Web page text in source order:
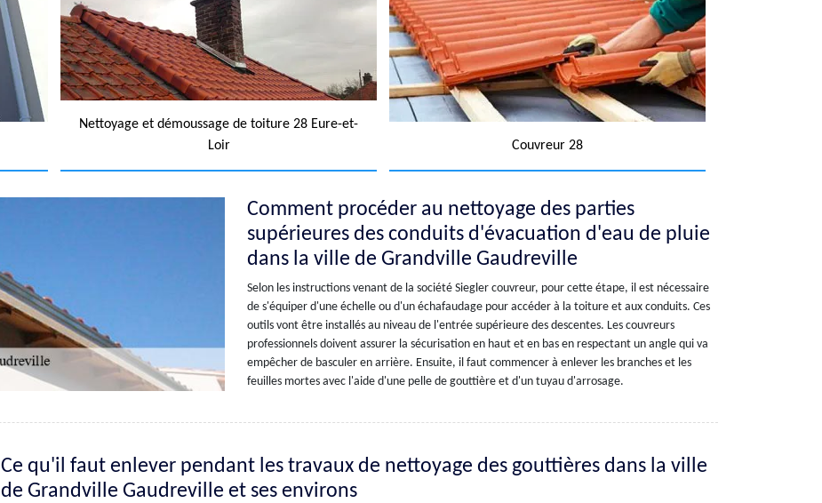
Nettoyage et démoussage de toiture 28 Eure-et-
Loir
Couvreur 28
Comment procéder au nettoyage des parties
supérieures des conduits d'évacuation d'eau de pluie
dans la ville de Grandville Gaudreville
Selon les instructions venant de la société Siegler couvreur, pour cette étape, il est nécessaire
de s'équiper d'une échelle ou d'un échafaudage pour accéder à la toiture et aux conduits. Ces
outils vont être installés au niveau de l'entrée supérieure des descentes. Les couvreurs
professionnels doivent assurer la sécurisation en haut et en bas en respectant un angle qui va
empêcher de basculer en arrière. Ensuite, il faut commencer à enlever les branches et les
feuilles mortes avec l'aide d'une pelle de gouttière et d'un tuyau d'arrosage.
Ce qu'il faut enlever pendant les travaux de nettoyage des gouttières dans la ville
de Grandville Gaudreville et ses environs